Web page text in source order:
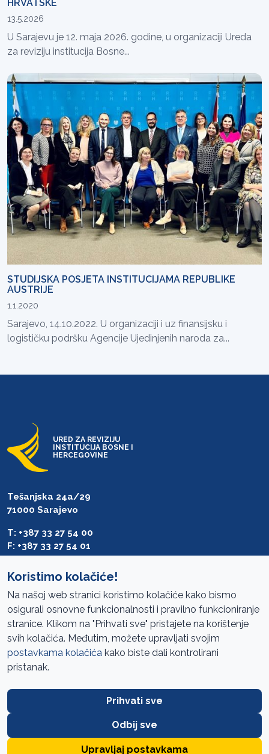
HRVATSKE
13.5.2026
U Sarajevu je 12. maja 2026. godine, u organizaciji Ureda
za reviziju institucija Bosne...
STUDIJSKA POSJETA INSTITUCIJAMA REPUBLIKE
AUSTRIJE
1.1.2020
Sarajevo, 14.10.2022. U organizaciji i uz finansijsku i
logističku podršku Agencije Ujedinjenih naroda za...
URED ZA REVIZIJU
INSTITUCIJA BOSNE I
HERCEGOVINE
Tešanjska 24a/29
71000 Sarajevo
T: +387 33 27 54 00
F: +387 33 27 54 01
Pristup informacijama
Mapa sajta
Oglasi
FAQ
Koristimo kolačiće!
Na našoj web stranici koristimo kolačiće kako bismo
osigurali osnovne funkcionalnosti i pravilno funkcioniranje
stranice. Klikom na "Prihvati sve" pristajete na korištenje
svih kolačića. Međutim, možete upravljati svojim
postavkama kolačića kako biste dali kontrolirani
pristanak.
Prihvati sve
Odbij sve
Upravljaj postavkama